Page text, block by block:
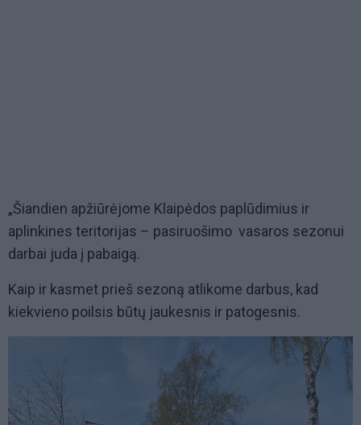
„Šiandien apžiūrėjome Klaipėdos paplūdimius ir
aplinkines teritorijas – pasiruošimo vasaros sezonui
darbai juda į pabaigą.
Kaip ir kasmet prieš sezoną atlikome darbus, kad
kiekvieno poilsis būtų jaukesnis ir patogesnis.